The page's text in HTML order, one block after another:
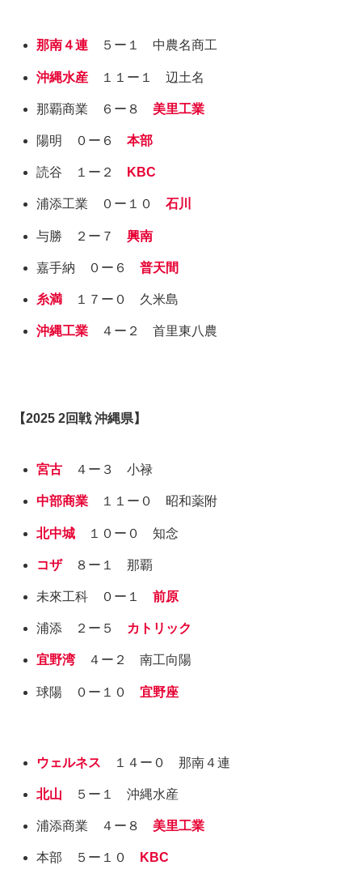
那南４連 ５ー１ 中農名商工
沖縄水産 １１ー１ 辺土名
那覇商業 ６ー８ 美里工業
陽明 ０ー６本部
読谷 １ー２ KBC
浦添工業 ０ー１０石川
与勝 ２ー７興南
嘉手納 ０ー６普天間
糸満 １７ー０ 久米島
沖縄工業 ４ー２ 首里東八農
【2025 2回戦沖縄県】
宮古 ４ー３ 小禄
中部商業 １１ー０ 昭和薬附
北中城 １０ー０ 知念
コザ８ー１ 那覇
未來工科 ０ー１前原
浦添 ２ー５ カトリック
宜野湾４ー２ 南工向陽
球陽 ０ー１０宜野座
ウェルネス １４ー０ 那南４連
北山 ５ー１ 沖縄水産
浦添商業 ４ー８ 美里工業
本部 ５ー１０ KBC